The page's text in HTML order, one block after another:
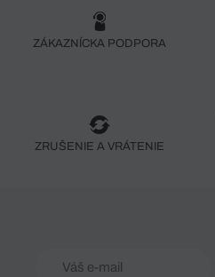
ZÁKAZNÍCKA PODPORA
ZRUŠENIE A VRÁTENIE